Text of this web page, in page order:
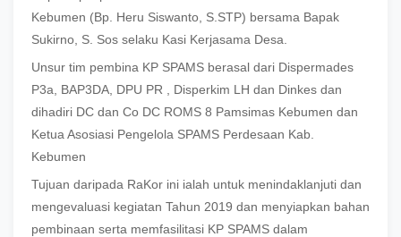
Kebumen (Bp. Heru Siswanto, S.STP) bersama Bapak
Sukirno, S. Sos selaku Kasi Kerjasama Desa.
Unsur tim pembina KP SPAMS berasal dari Dispermades
P3a, BAP3DA, DPU PR , Disperkim LH dan Dinkes dan
dihadiri DC dan Co DC ROMS 8 Pamsimas Kebumen dan
Ketua Asosiasi Pengelola SPAMS Perdesaan Kab.
Kebumen
Tujuan daripada RaKor ini ialah untuk menindaklanjuti dan
mengevaluasi kegiatan Tahun 2019 dan menyiapkan bahan
pembinaan serta memfasilitasi KP SPAMS dalam